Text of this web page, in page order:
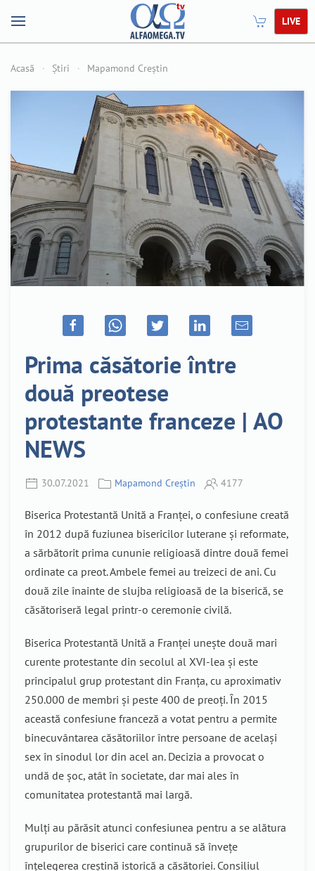
LIVE
Acasă Știri Mapamond Creștin
Prima căsătorie între
două preotese
protestante franceze | AO
NEWS
30.07.2021 Mapamond Creștin 4177
Biserica Protestantă Unită a Franței, o confesiune creată
în 2012 după fuziunea bisericilor luterane și reformate,
a sărbătorit prima cununie religioasă dintre două femei
ordinate ca preot. Ambele femei au treizeci de ani. Cu
două zile înainte de slujba religioasă de la biserică, se
căsătoriseră legal printr-o ceremonie civilă.
Biserica Protestantă Unită a Franței unește două mari
curente protestante din secolul al XVI-lea și este
principalul grup protestant din Franța, cu aproximativ
250.000 de membri și peste 400 de preoți. În 2015
această confesiune franceză a votat pentru a permite
binecuvântarea căsătoriilor între persoane de același
sex în sinodul lor din acel an. Decizia a provocat o
undă de șoc, atât în societate, dar mai ales în
comunitatea protestantă mai largă.
Mulți au părăsit atunci confesiunea pentru a se alătura
grupurilor de biserici care continuă să învețe
înțelegerea creștină istorică a căsătoriei. Consiliul